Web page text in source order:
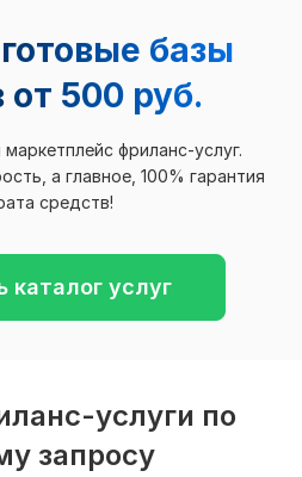
базы
от 500 руб.
фриланс-услуг.
а главное, 100% гарантия
средств!
каталог услуг
услуги по
запросу